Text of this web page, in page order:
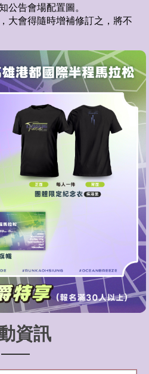
公告會場配置圖。
大會得隨時增補修訂之，將不
資訊